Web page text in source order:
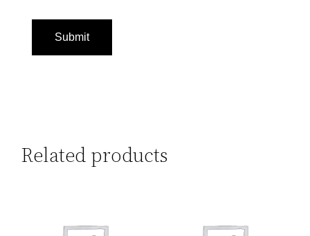
Related products